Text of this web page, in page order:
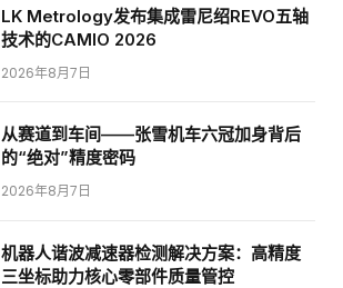
LK Metrology发布集成雷尼绍REVO五轴
技术的CAMIO 2026
2026年8月7日
从赛道到车间——张雪机车六冠加身背后
的“绝对”精度密码
2026年8月7日
机器人谐波减速器检测解决方案：高精度
三坐标助力核心零部件质量管控